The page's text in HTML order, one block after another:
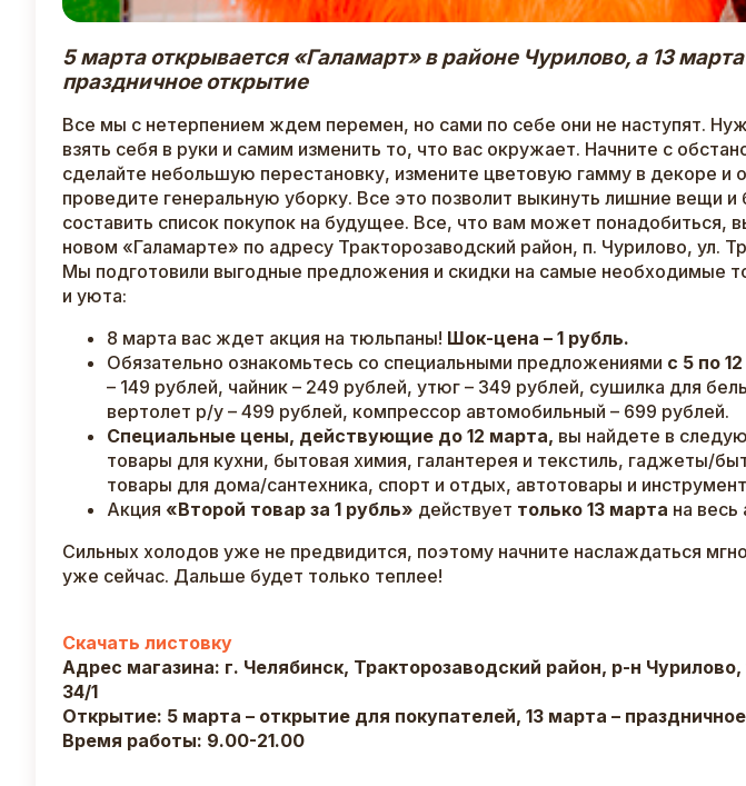
5 марта открывается «Галамарт» в районе Чурилово, а 13
праздничное открытие
Все мы с нетерпением ждем перемен, но сами по себе они не наступят.
взять себя в руки и самим изменить то, что вас окружает. Начните с
сделайте небольшую перестановку, измените цветовую гамму в декоре и
проведите генеральную уборку. Все это позволит выкинуть лишние вещи
составить список покупок на будущее. Все, что вам может понадобиться,
новом «Галамарте» по адресу Тракторозаводский район, п. Чурилово, ул.
Мы подготовили выгодные предложения и скидки на самые необходимые
и уюта:
8 марта вас ждет акция на тюльпаны! Шок-цена – 1 рубль.
Обязательно ознакомьтесь со специальными предложениями с 5 по
– 149 рублей, чайник – 249 рублей, утюг – 349 рублей, сушилка для
вертолет р/у – 499 рублей, компрессор автомобильный – 699 рублей.
Специальные цены, действующие до 12 марта, вы найдете в
товары для кухни, бытовая химия, галантерея и текстиль, гаджеты/
товары для дома/сантехника, спорт и отдых, автотовары и
Акция «Второй товар за 1 рубль» действует только 13 марта на весь
Сильных холодов уже не предвидится, поэтому начните наслаждаться
уже сейчас. Дальше будет только теплее!
Скачать листовку
Адрес магазина: г. Челябинск, Тракторозаводский район, р-н
34/1
Открытие: 5 марта – открытие для покупателей, 13 марта –
Время работы: 9.00-21.00